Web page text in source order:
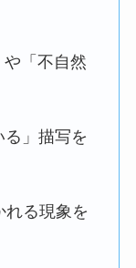
「不自然
」描写を
れる現象を